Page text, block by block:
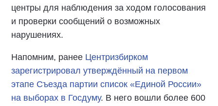
центры для наблюдения за ходом голосования
и проверки сообщений о возможных
нарушениях.
Напомним, ранее Центризбирком
зарегистрировал утверждённый на первом
этапе Съезда партии список «Единой России»
на выборах в Госдуму. В него вошли более 600